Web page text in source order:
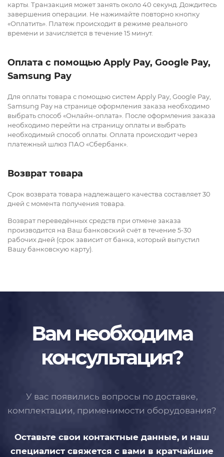
карты. Транзакция может занять около 40 секунд. Дождитесь
завершения операции. Не нажимайте повторно кнопку
«Оплатить». Платеж происходит в режиме реального
времени и зачисляется в течение 15 минут.
Оплата с помощью Applу Pay, Google Pay,
Samsung Pay
Для оплаты товара с помощью систем Applу Pay, Google Pay,
Samsung Pay на странице оформления заказа необходимо
выбрать способ «Онлайн-оплата». После оформления заказа
необходимо перейти на страницу оплаты и выбрать
необходимый способ оплаты. Оплата происходит через
платежный шлюз ПАО «Сбербанк».
Возврат товара
Срок возврата товара надлежащего качества составляет 30
дней с момента получения товара.
Возврат переведённых средств при отмене заказа
производится на Ваш банковский счёт в течение 5-30
рабочих дней (срок зависит от банка, который выпустил
Вашу банковскую карту).
Вам необходима
консультация?
У вас появились вопросы по доставке,
комплектации, применимости оборудования?
Оставьте свои контактные данные, и наш
специалист свяжется с вами в кратчайшие